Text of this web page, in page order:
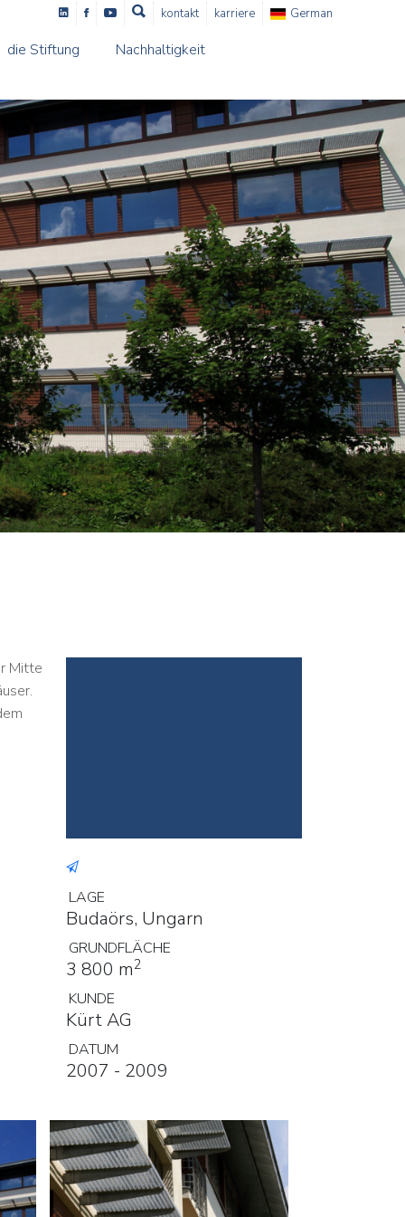
die Stiftung Nachhaltigkeit
kontakt karriere German
Mitte
LAGE
Budaörs, Ungarn
GRUNDFLÄCHE
3 800 m2
KUNDE
Kürt AG
DATUM
2007 - 2009